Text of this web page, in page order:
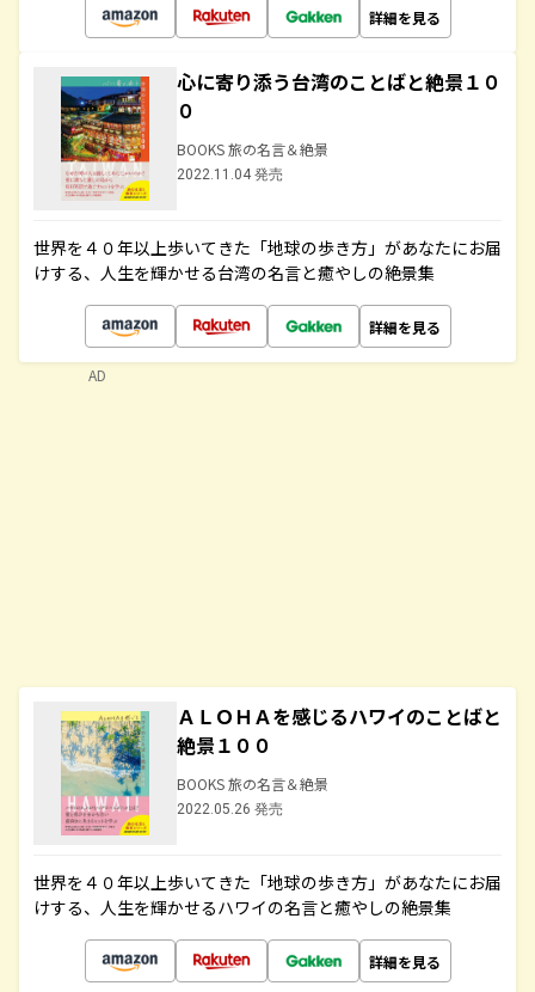
詳細を見る
心に寄り添う台湾のことばと絶景１０
０
BOOKS 旅の名言＆絶景
2022.11.04 発売
世界を４０年以上歩いてきた「地球の歩き方」があなたにお届
けする、人生を輝かせる台湾の名言と癒やしの絶景集
詳細を見る
ＡＬＯＨＡを感じるハワイのことばと
絶景１００
BOOKS 旅の名言＆絶景
2022.05.26 発売
世界を４０年以上歩いてきた「地球の歩き方」があなたにお届
けする、人生を輝かせるハワイの名言と癒やしの絶景集
詳細を見る
AD